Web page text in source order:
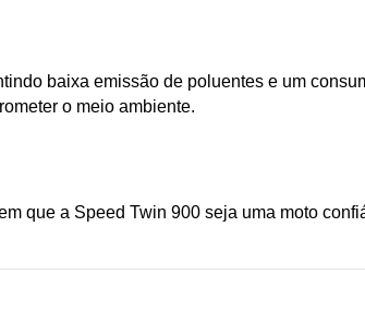
baixa emissão de poluentes e um
o meio ambiente.
que a Speed Twin 900 seja uma moto